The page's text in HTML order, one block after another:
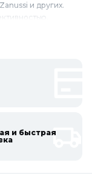
и других.
их долгий
перегрева.
радиаторы
и быстрая